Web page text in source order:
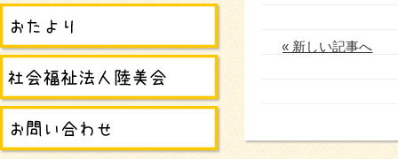
« 新しい記事へ